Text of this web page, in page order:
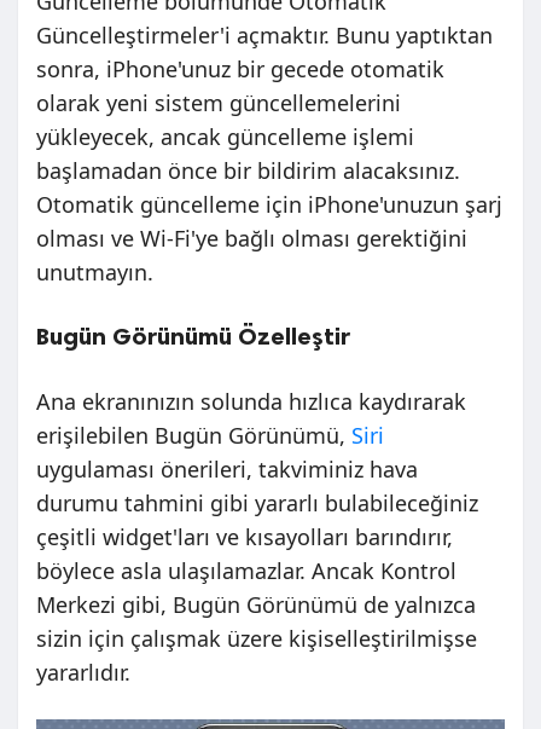
Güncelleştirmeler'i açmaktır. Bunu yaptıktan
sonra, iPhone'unuz bir gecede otomatik
olarak yeni sistem güncellemelerini
yükleyecek, ancak güncelleme işlemi
başlamadan önce bir bildirim alacaksınız.
Otomatik güncelleme için iPhone'unuzun şarj
olması ve Wi-Fi'ye bağlı olması gerektiğini
unutmayın.
Bugün Görünümü Özelleştir
Ana ekranınızın solunda hızlıca kaydırarak
erişilebilen Bugün Görünümü, Siri
uygulaması önerileri, takviminiz hava
durumu tahmini gibi yararlı bulabileceğiniz
çeşitli widget'ları ve kısayolları barındırır,
böylece asla ulaşılamazlar. Ancak Kontrol
Merkezi gibi, Bugün Görünümü de yalnızca
sizin için çalışmak üzere kişiselleştirilmişse
yararlıdır.